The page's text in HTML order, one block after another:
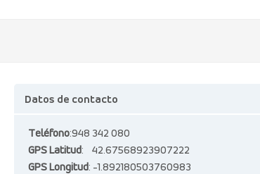
Datos de contacto
Teléfono:948 342 080
GPS Latitud: 42.67568923907222
GPS Longitud: -1.892180503760983